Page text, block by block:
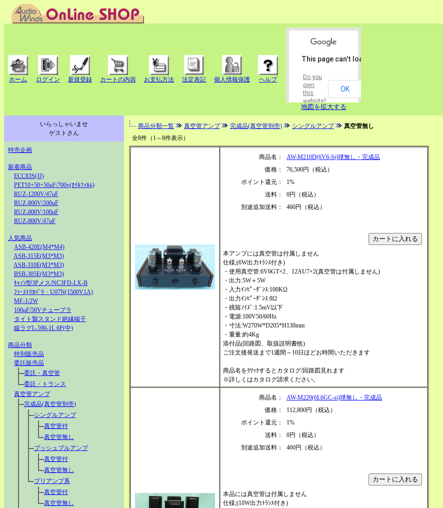
ホーム ログイン 新規登録 カートの内容 お支払方法 法定表記 個人情報保護 ヘルプ
This page can't load Google Maps correctly.
Do you
own
this
website?
OK
地図を拡大する
いらっしゃいませ
ゲストさん
特売企画
新着商品
ECC83S(JJ)
PET10+50+50μF/700v(ｵｲﾙﾌｨﾙﾑ)
RUZ-1200V/47μF
RUZ-800V/200μF
RUZ-800V/100μF
RUZ-800V/47μF
人気商品
ASB-420E(M4*M4)
ASB-315E(M3*M3)
ASB-310E(M3*M3)
BSB-305E(M3*M3)
ｷｬﾉﾝ型3Pメス/NC3FD-LX-B
ﾌｧｰｽﾄﾘｶﾊﾞﾘ・U07N(1500V1A)
MF-1/2W
100μF/50Vチューブラ
タイト製スタンド絶縁端子
縦ラグL-590-1L 6P(中)
商品分類
特別販売品
委託販売品
委託・真空管
委託・トランス
真空管アンプ
完成品(真空管別売)
シングルアンプ
真空管付
真空管無し
プッシュプルアンプ
真空管付
真空管無し
プリアンプ系
真空管付
真空管無し
商品分類一覧 真空管アンプ 完成品(真空管別売) シングルアンプ
真空管無し
全8件（1～8件表示）
商品名：
AW-M210D(6V6-Si)球無し・完成品
価格：
76,500円（税込）
ポイント還元：
1%
送料：
0円（税込）
別途追加送料：
460円（税込）
本アンプには真空管は付属しません
仕様;(6W出力ﾄﾗﾝｽ付き)
・使用真空管:6V6GT×2、12AU7×2(真空管は付属しません)
・出力:5W＋5W
・入力ｲﾝﾋﾟｰﾀﾞﾝｽ:100KΩ
・出力ｲﾝﾋﾟｰﾀﾞﾝｽ:8Ω
・残留ﾉｲｽﾞ:1.5mV以下
・電源:100V50/60Hz
・寸法:W270W*D205*H130mm
・重量:約4Kg
添付品(回路図、取扱説明書他)
ご注文後発送まで1週間～10日ほどお時間いただきます
商品名をｸﾘｯｸするとカタログ/回路図見れます
※詳しくはカタログ請求ください。
商品名：
AW-M220(6L6GC-si)球無し・完成品
価格：
112,800円（税込）
ポイント還元：
1%
送料：
0円（税込）
別途追加送料：
460円（税込）
本品には真空管は付属しません
仕様;(10W出力ﾄﾗﾝｽ付き)